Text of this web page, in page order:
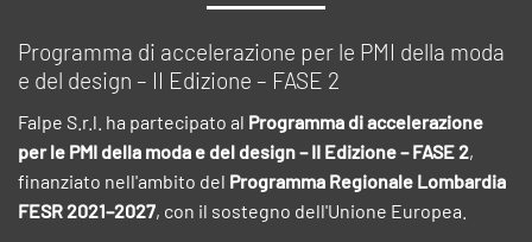
Programma di accelerazione per le PMI della moda
e del design – II Edizione – FASE 2
Falpe S.r.l. ha partecipato al Programma di accelerazione
per le PMI della moda e del design – II Edizione – FASE 2,
finanziato nell'ambito del Programma Regionale Lombardia
FESR 2021–2027, con il sostegno dell'Unione Europea.